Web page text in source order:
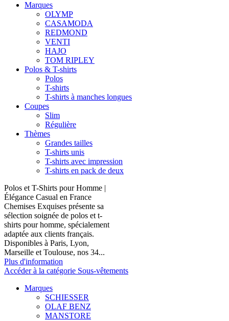
Marques
OLYMP
CASAMODA
REDMOND
VENTI
HAJO
TOM RIPLEY
Polos & T-shirts
Polos
T-shirts
T-shirts à manches longues
Coupes
Slim
Régulière
Thèmes
Grandes tailles
T-shirts unis
T-shirts avec impression
T-shirts en pack de deux
Polos et T-Shirts pour Homme |
Élégance Casual en France
Chemises Exquises présente sa
sélection soignée de polos et t-
shirts pour homme, spécialement
adaptée aux clients français.
Disponibles à Paris, Lyon,
Marseille et Toulouse, nos 34...
Plus d'information
Accéder à la catégorie Sous-vêtements
Marques
SCHIESSER
OLAF BENZ
MANSTORE